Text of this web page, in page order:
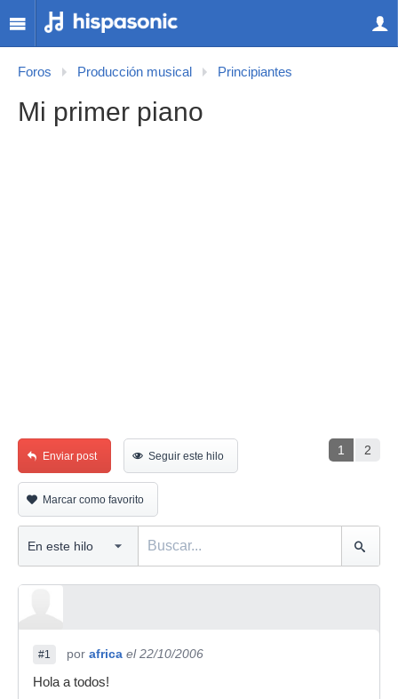
Foros Producción musical Principiantes
Mi primer piano
1 2
Enviar post Seguir este hilo
Marcar como favorito
#1 por africa el 22/10/2006
Hola a todos!